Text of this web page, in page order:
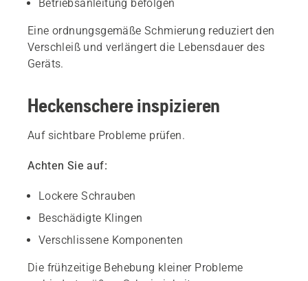
Betriebsanleitung befolgen
Eine ordnungsgemäße Schmierung reduziert den
Verschleiß und verlängert die Lebensdauer des
Geräts.
Heckenschere inspizieren
Auf sichtbare Probleme prüfen.
Achten Sie auf:
Lockere Schrauben
Beschädigte Klingen
Verschlissene Komponenten
Die frühzeitige Behebung kleiner Probleme